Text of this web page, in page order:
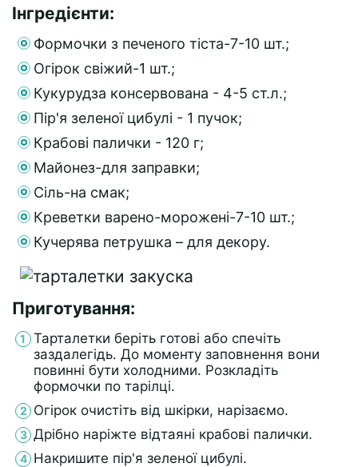
Інгредієнти:
Формочки з печеного тіста-7-10 шт.;
Огірок свіжий-1 шт.;
Кукурудза консервована - 4-5 ст.л.;
Пір'я зеленої цибулі - 1 пучок;
Крабові палички - 120 г;
Майонез-для заправки;
Сіль-на смак;
Креветки варено-морожені-7-10 шт.;
Кучерява петрушка – для декору.
Приготування:
Тарталетки беріть готові або спечіть
заздалегідь. До моменту заповнення вони
повинні бути холодними. Розкладіть
формочки по тарілці.
Огірок очистіть від шкірки, нарізаємо.
Дрібно наріжте відтаяні крабові палички.
Накришите пір'я зеленої цибулі.